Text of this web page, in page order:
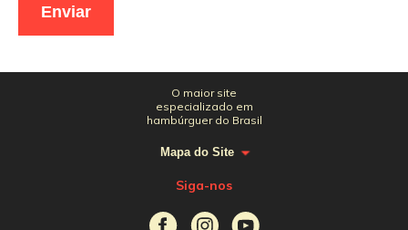
O maior site
especializado em
hambúrguer do Brasil
Mapa do Site
Siga-nos